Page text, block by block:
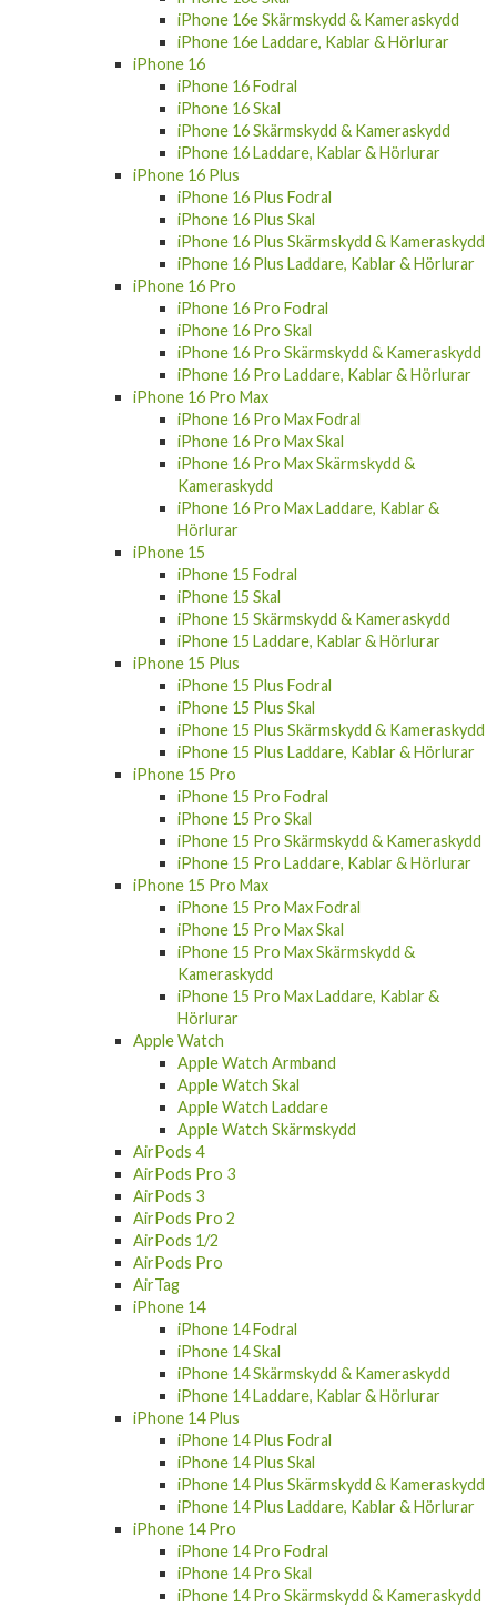
iPhone 16e Skärmskydd & Kameraskydd
iPhone 16e Laddare, Kablar & Hörlurar
iPhone 16
iPhone 16 Fodral
iPhone 16 Skal
iPhone 16 Skärmskydd & Kameraskydd
iPhone 16 Laddare, Kablar & Hörlurar
iPhone 16 Plus
iPhone 16 Plus Fodral
iPhone 16 Plus Skal
iPhone 16 Plus Skärmskydd & Kameraskydd
iPhone 16 Plus Laddare, Kablar & Hörlurar
iPhone 16 Pro
iPhone 16 Pro Fodral
iPhone 16 Pro Skal
iPhone 16 Pro Skärmskydd & Kameraskydd
iPhone 16 Pro Laddare, Kablar & Hörlurar
iPhone 16 Pro Max
iPhone 16 Pro Max Fodral
iPhone 16 Pro Max Skal
iPhone 16 Pro Max Skärmskydd &
Kameraskydd
iPhone 16 Pro Max Laddare, Kablar &
Hörlurar
iPhone 15
iPhone 15 Fodral
iPhone 15 Skal
iPhone 15 Skärmskydd & Kameraskydd
iPhone 15 Laddare, Kablar & Hörlurar
iPhone 15 Plus
iPhone 15 Plus Fodral
iPhone 15 Plus Skal
iPhone 15 Plus Skärmskydd & Kameraskydd
iPhone 15 Plus Laddare, Kablar & Hörlurar
iPhone 15 Pro
iPhone 15 Pro Fodral
iPhone 15 Pro Skal
iPhone 15 Pro Skärmskydd & Kameraskydd
iPhone 15 Pro Laddare, Kablar & Hörlurar
iPhone 15 Pro Max
iPhone 15 Pro Max Fodral
iPhone 15 Pro Max Skal
iPhone 15 Pro Max Skärmskydd &
Kameraskydd
iPhone 15 Pro Max Laddare, Kablar &
Hörlurar
Apple Watch
Apple Watch Armband
Apple Watch Skal
Apple Watch Laddare
Apple Watch Skärmskydd
AirPods 4
AirPods Pro 3
AirPods 3
AirPods Pro 2
AirPods 1/2
AirPods Pro
AirTag
iPhone 14
iPhone 14 Fodral
iPhone 14 Skal
iPhone 14 Skärmskydd & Kameraskydd
iPhone 14 Laddare, Kablar & Hörlurar
iPhone 14 Plus
iPhone 14 Plus Fodral
iPhone 14 Plus Skal
iPhone 14 Plus Skärmskydd & Kameraskydd
iPhone 14 Plus Laddare, Kablar & Hörlurar
iPhone 14 Pro
iPhone 14 Pro Fodral
iPhone 14 Pro Skal
iPhone 14 Pro Skärmskydd & Kameraskydd